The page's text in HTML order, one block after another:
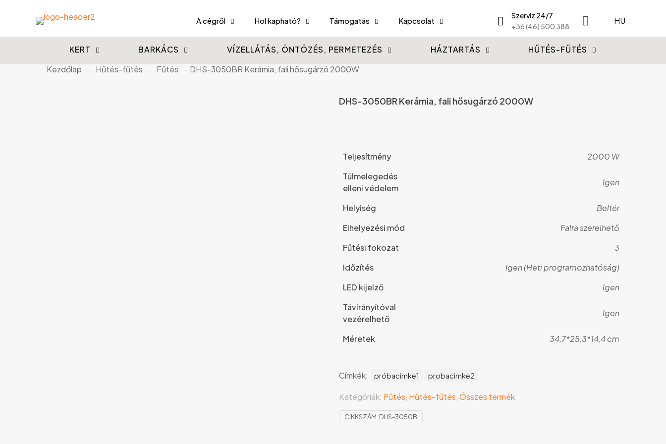
A cégről Hol kapható? Támogatás Kapcsolat
Szervíz 24/7
+36 (46) 500 388
HU
KERT BARKÁCS VÍZELLÁTÁS, ÖNTÖZÉS, PERMETEZÉS HÁZTARTÁS
HŰTÉS-FŰTÉS
Kezdőlap - Hűtés-fűtés - Fűtés - DHS-3050BR Kerámia, fali hősugárzó 2000W
DHS-3050BR Kerámia, fali hősugárzó 2000W
Teljesítmény
2000 W
Túlmelegedés
elleni védelem
Igen
Helyiség
Beltér
Elhelyezési mód
Falra szerelhető
Fűtési fokozat
3
Időzítés
Igen (Heti programozhatóság)
LED kijelző
Igen
Távirányítóval
vezérelhető
Igen
Méretek 34,7*25,3*14,4 cm
Címkék: próbacimke1 probacimke2
Kategóriák: Fűtés Hűtés-fűtés Összes termék
CIKKSZÁM: DHS-3050B